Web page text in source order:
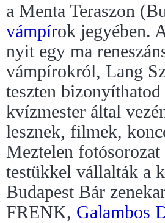
a Menta Teraszon
vámpírok jegyében.
nyit egy ma
vámpírokról, Lang
teszten
kvízmester által
lesznek, filmek,
Meztelen
testükkel vállalták a
Budapest Bár
FRENK, Galambos